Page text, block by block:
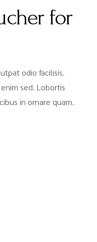
for
odio facilisis.
sed. Lobortis
in ornare quam.